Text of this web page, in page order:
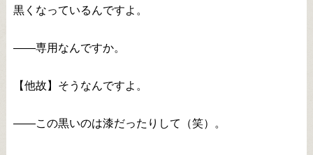
黒くなっているんですよ。
――専用なんですか。
【他故】そうなんですよ。
――この黒いのは漆だったりして（笑）。